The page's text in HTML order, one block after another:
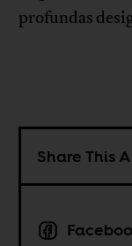
profundas
Share This